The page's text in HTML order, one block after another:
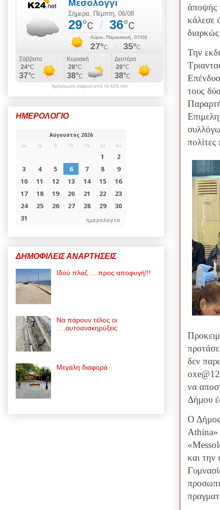
άποψής
κάλεσε
Την
τους
δεν
να
Δήμου
Ο Δήμος
Athina»
και την
πρόγνωση καιρού από το k24.net
ΗΜΕΡΟΛΟΓΙΟ
ημερολογιο
ΔΗΜΟΦΙΛΕΙΣ ΑΝΑΡΤΗΣΕΙΣ
Ιδού πλαζ ….προς αποφυγή!!!
Να πάρουν τέλος οι
….αυτοανακηρύξεις
Μεγάλη διαφορά